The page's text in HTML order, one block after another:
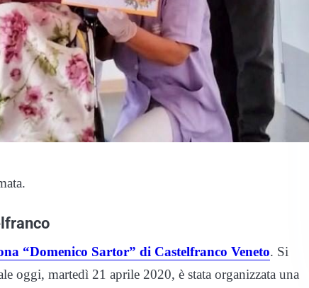
“Domenico Sartor” di Castelfranco Veneto. Si
oggi, martedì 21 aprile 2020, è stata organizzata una